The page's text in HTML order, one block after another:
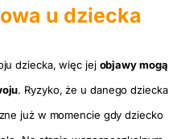
u dziecka
dziecka, więc jej objawy mogą
. Ryzyko, że u danego dziecka
już w momencie gdy dziecko